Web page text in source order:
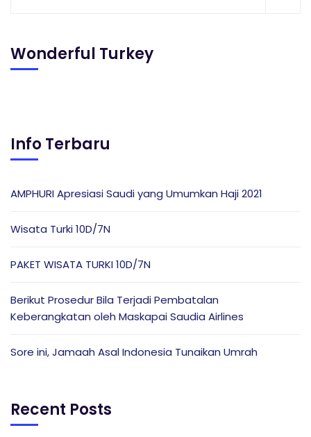
Wonderful Turkey
Info Terbaru
AMPHURI Apresiasi Saudi yang Umumkan Haji 2021
Wisata Turki 10D/7N
PAKET WISATA TURKI 10D/7N
Berikut Prosedur Bila Terjadi Pembatalan
Keberangkatan oleh Maskapai Saudia Airlines
Sore ini, Jamaah Asal Indonesia Tunaikan Umrah
Recent Posts